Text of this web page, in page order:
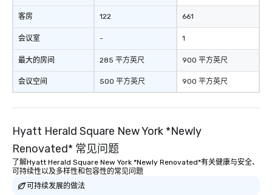
客房
会议室
最大的房间
会议空间
122
-
285 平方英尺
500 平方英尺
661
1
900 平方英尺
900 平方英尺
Hyatt Herald Square New York *Newly
Renovated* 常见问题
了解Hyatt Herald Square New York *Newly Renovated*有关健康与安全、
可持续性以及多样性和包容性的常见问题
可持续发展的做法